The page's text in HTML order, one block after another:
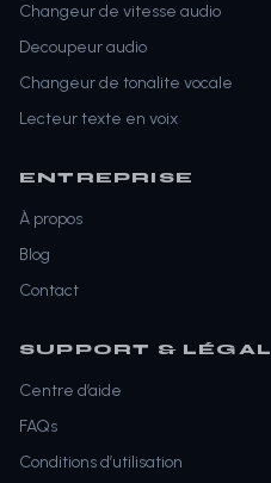
Changeur de vitesse audio
Decoupeur audio
Changeur de tonalite vocale
Lecteur texte en voix
ENTREPRISE
À propos
Blog
Contact
SUPPORT & LÉGAL
Centre d’aide
FAQs
Conditions d’utilisation